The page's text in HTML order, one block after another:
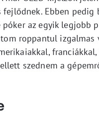
Ebben pedig
az egyik legjobb
roppantul izgalmas
szednem a